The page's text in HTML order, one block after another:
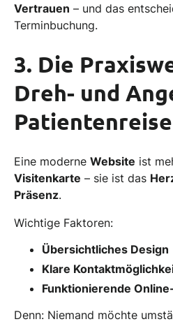
Vertrauen – und das
Terminbuchung.
3. Die
Dreh- und
Patientenreise
Eine moderne Website ist
Visitenkarte – sie ist das
Präsenz.
Wichtige Faktoren:
Übersichtliches Design
Klare
Funktionierende
Denn: Niemand möchte